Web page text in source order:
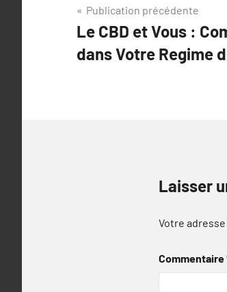
Navigation
de
l’article
Publication précédente
Le CBD et Vous :
dans Votre Regime
Laisser
Votre
Commentaire